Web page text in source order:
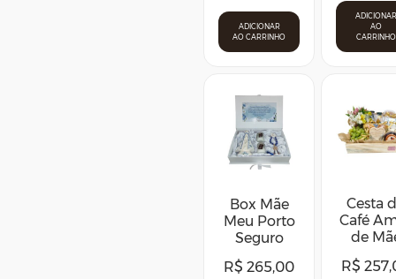
ADICIONAR
AO CARRINHO
ADICIONAR
AO
CARRINHO
Box Mãe
Meu Porto
Seguro
R$ 265,00
Cesta
Café
de
R$